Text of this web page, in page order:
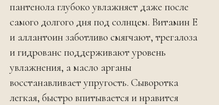
пантенола глубоко увлажняет даже после
самого долгого дня под солнцем. Витамин Е
и аллантоин заботливо смягчают, трегалоза
и гидрованс поддерживают уровень
увлажнения, а масло арганы
восстанавливает упругость. Сыворотка
легкая, быстро впитывается и нравится